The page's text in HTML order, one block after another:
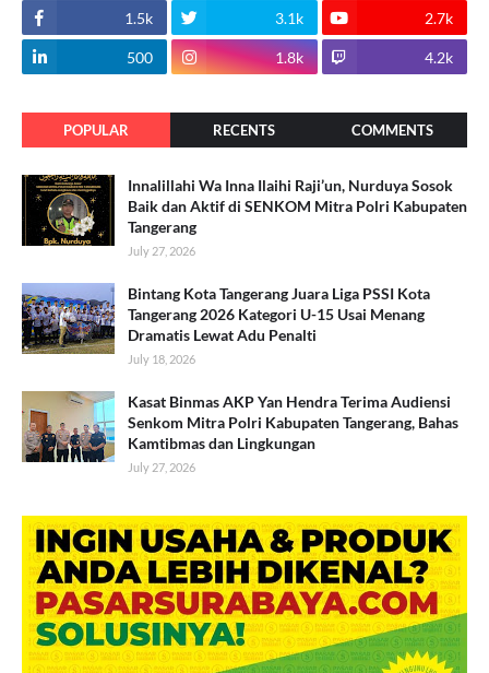
1.5k 3.1k 2.7k
500 1.8k 4.2k
POPULAR RECENTS COMMENTS
Innalillahi Wa Inna Ilaihi Raji’un, Nurduya Sosok
Baik dan Aktif di SENKOM Mitra Polri Kabupaten
Tangerang
July 27, 2026
Bintang Kota Tangerang Juara Liga PSSI Kota
Tangerang 2026 Kategori U-15 Usai Menang
Dramatis Lewat Adu Penalti
July 18, 2026
Kasat Binmas AKP Yan Hendra Terima Audiensi
Senkom Mitra Polri Kabupaten Tangerang, Bahas
Kamtibmas dan Lingkungan
July 27, 2026